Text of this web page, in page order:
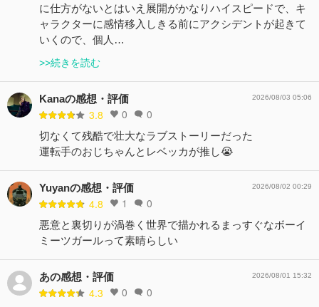
に仕方がないとはいえ展開がかなりハイスピードで、キ
ャラクターに感情移入しきる前にアクシデントが起きて
いくので、個人…
>>続きを読む
Kanaの感想・評価
3.8 0 0
2026/08/03 05:06
切なくて残酷で壮大なラブストーリーだった
運転手のおじちゃんとレベッカが推し😭
Yuyanの感想・評価
4.8 1 0
2026/08/02 00:29
悪意と裏切りが渦巻く世界で描かれるまっすぐなボーイ
ミーツガールって素晴らしい
あの感想・評価
4.3 0 0
2026/08/01 15:32